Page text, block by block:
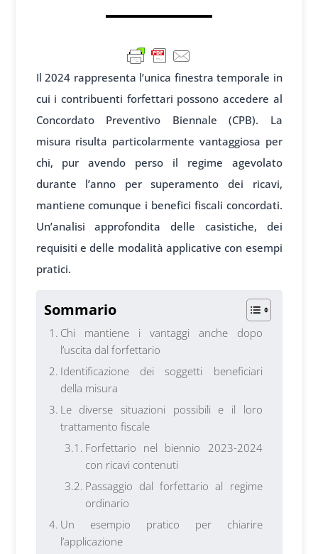
Il 2024 rappresenta l’unica finestra temporale in
cui i contribuenti forfettari possono accedere al
Concordato Preventivo Biennale (CPB). La
misura risulta particolarmente vantaggiosa per
chi, pur avendo perso il regime agevolato
durante l’anno per superamento dei ricavi,
mantiene comunque i benefici fiscali concordati.
Un’analisi approfondita delle casistiche, dei
requisiti e delle modalità applicative con esempi
pratici.
Sommario
Chi mantiene i vantaggi anche dopo
l’uscita dal forfettario
Identificazione dei soggetti beneficiari
della misura
Le diverse situazioni possibili e il loro
trattamento fiscale
Forfettario nel biennio 2023-2024
con ricavi contenuti
Passaggio dal forfettario al regime
ordinario
Un esempio pratico per chiarire
l’applicazione